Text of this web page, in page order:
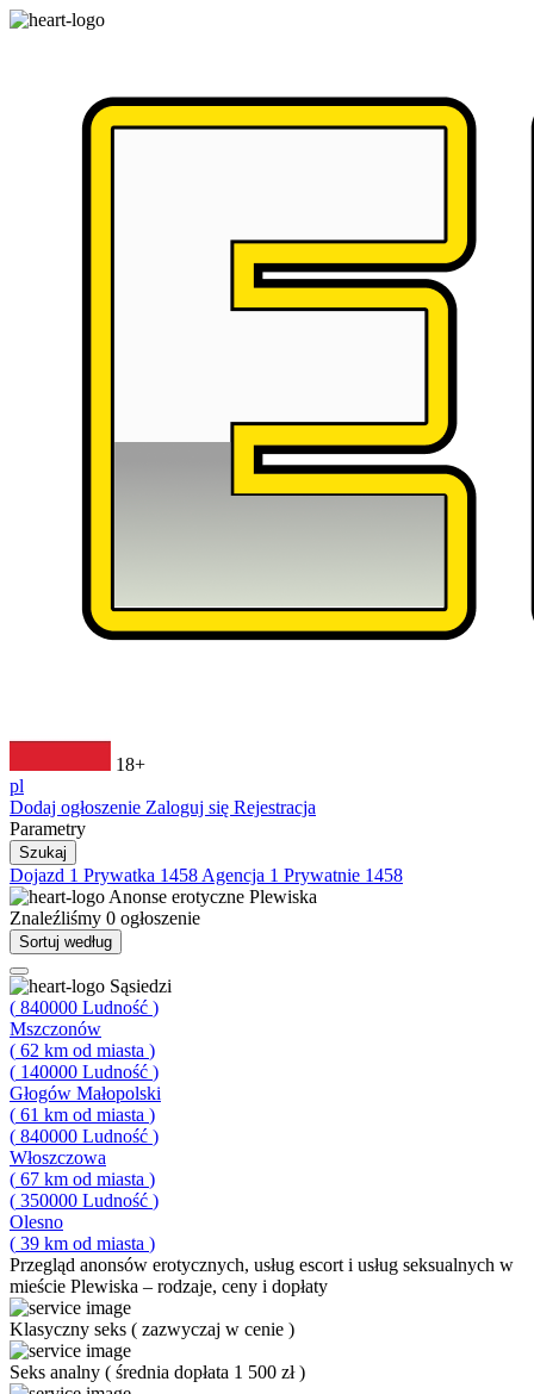
18+
pl
Dodaj ogłoszenie Zaloguj się Rejestracja
Parametry
Szukaj
Dojazd 1 Prywatka 1458 Agencja 1 Prywatnie 1458
Anonse erotyczne Plewiska
Znaleźliśmy 0 ogłoszenie
Sortuj według
Sąsiedzi
( 840000 Ludność )
Mszczonów
( 62 km od miasta )
( 140000 Ludność )
Głogów Małopolski
( 61 km od miasta )
( 840000 Ludność )
Włoszczowa
( 67 km od miasta )
( 350000 Ludność )
Olesno
( 39 km od miasta )
Przegląd anonsów erotycznych, usług escort i usług seksualnych w
mieście Plewiska – rodzaje, ceny i dopłaty
Klasyczny seks ( zazwyczaj w cenie )
Seks analny ( średnia dopłata 1 500 zł)